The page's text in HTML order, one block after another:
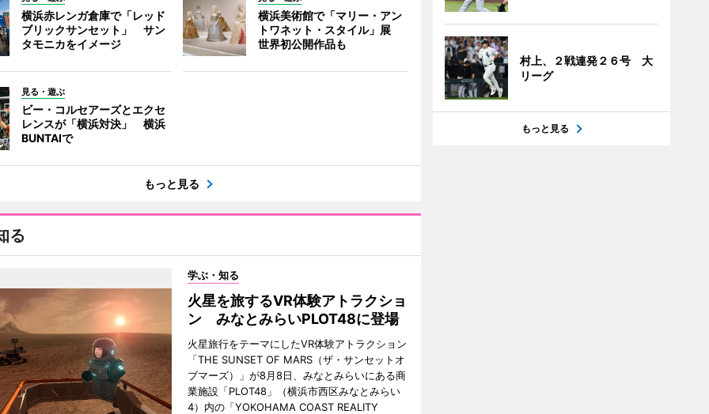
横浜赤レンガ倉庫で「レッド
ブリックサンセット」 サン
タモニカをイメージ
横浜美術館で「マリー・アン
トワネット・スタイル」展
世界初公開作品も
見る・遊ぶ
ビー・コルセアーズとエクセ
レンスが「横浜対決」 横浜
BUNTAIで
もっと見る
る
学ぶ・知る
火星を旅するVR体験アトラクショ
ン みなとみらいPLOT48に登場
火星旅行をテーマにしたVR体験アトラクション
「THE SUNSET OF MARS（ザ・サンセットオ
ブマーズ）」が8月8日、みなとみらいにある商
業施設「PLOT48」（横浜市西区みなとみらい
4）内の「YOKOHAMA COAST REALITY
村上、２戦連発２６号 大
リーグ
もっと見る